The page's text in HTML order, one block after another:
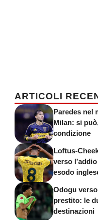
ARTICOLI
Paredes nel
Milan: si
condizione
Loftus-
verso
esodo
Odogu
prestito: le
destinazioni